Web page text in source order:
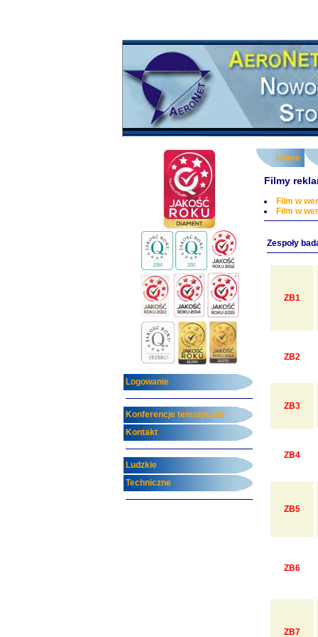
Logowanie
Konferencje tematyczne
Kontakt
Ludzkie
Techniczne
Home
Filmy
Film w
Film w
Zespoły
ZB1
ZB2
ZB3
ZB4
ZB5
ZB6
ZB7